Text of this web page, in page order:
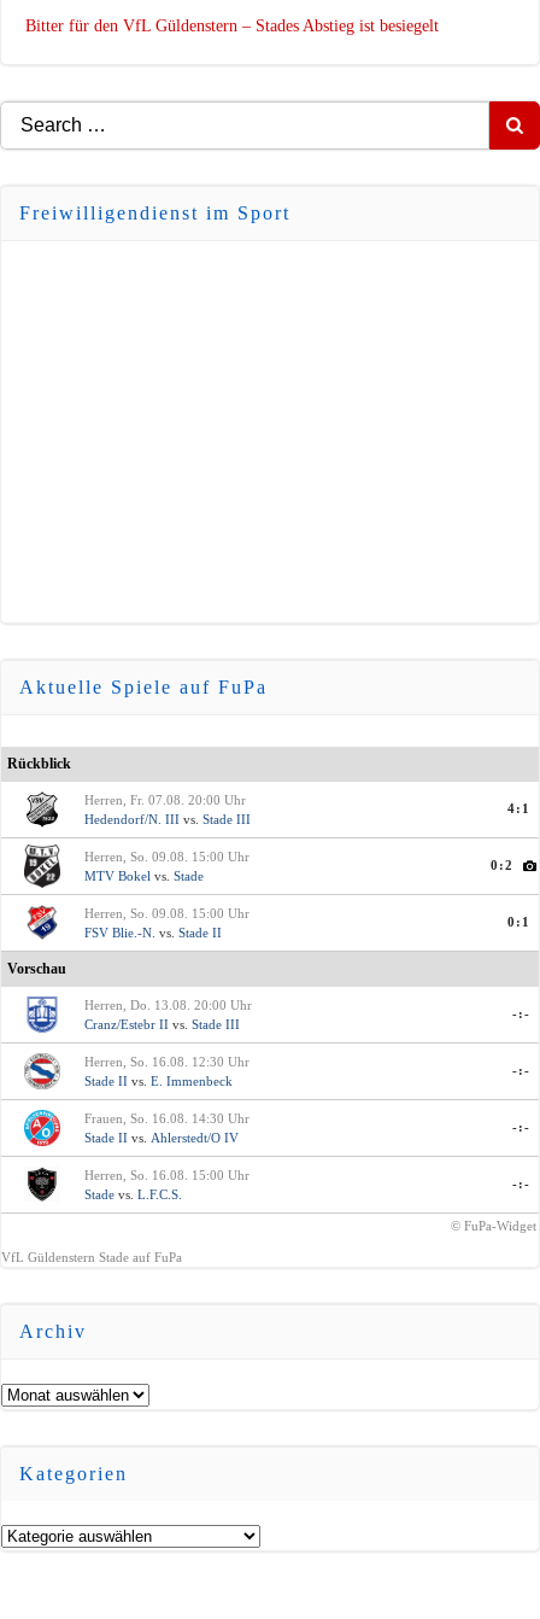
Bitter für den VfL Güldenstern – Stades Abstieg ist besiegelt
Search
for:
Freiwilligendienst im Sport
Aktuelle Spiele auf FuPa
Rückblick
Herren, Fr. 07.08. 20:00 Uhr
Hedendorf/N. III vs. Stade III
4:1
Herren, So. 09.08. 15:00 Uhr
MTV Bokel vs. Stade
0:2
Herren, So. 09.08. 15:00 Uhr
FSV Blie.-N. vs. Stade II
0:1
Vorschau
Herren, Do. 13.08. 20:00 Uhr
Cranz/Estebr II vs. Stade III
-:-
Herren, So. 16.08. 12:30 Uhr
Stade II vs. E. Immenbeck
-:-
Frauen, So. 16.08. 14:30 Uhr
Stade II vs. Ahlerstedt/O IV
-:-
Herren, So. 16.08. 15:00 Uhr
Stade vs. L.F.C.S.
-:-
© FuPa-Widget
VfL Güldenstern Stade auf FuPa
Archiv
Archiv
Kategorien
Kategorien